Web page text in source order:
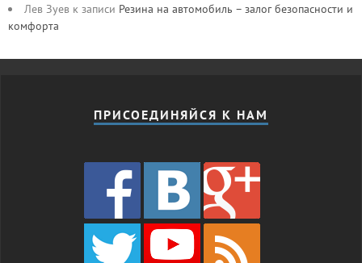
Лев Зуев к записи Резина на автомобиль – залог безопасности и
комфорта
ПРИСОЕДИНЯЙСЯ К НАМ